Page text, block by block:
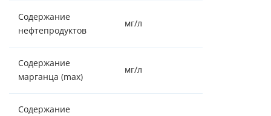
Содержание
нефтепродуктов
мг/л
Содержание
марганца (max)
мг/л
Содержание